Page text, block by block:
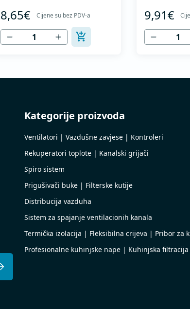
lima DX51D + Z275 za hladno
oblikovanje. U skladu sa
standardima MEST EN 1506 I
MEST EN 12237.
8,65€ Cijene su bez PDV-a
lima DX51D +
oblikovanje.
standardima
MEST EN
9,91€
Kategorije proizvoda
Ventilatori | Vazdušne zavjese | Kontroleri
Rekuperatori toplote | Kanalski grijači
Spiro sistem
Prigušivači buke | Filterske kutije
Distribucija vazduha
Sistem za spajanje ventilacionih kanala
Termička izolacija | Fleksibilna crijeva | Pribor za
Profesionalne kuhinjske nape | Kuhinjska filtracija